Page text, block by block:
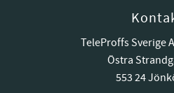
TeleProffs Sverige
Östra
553 24